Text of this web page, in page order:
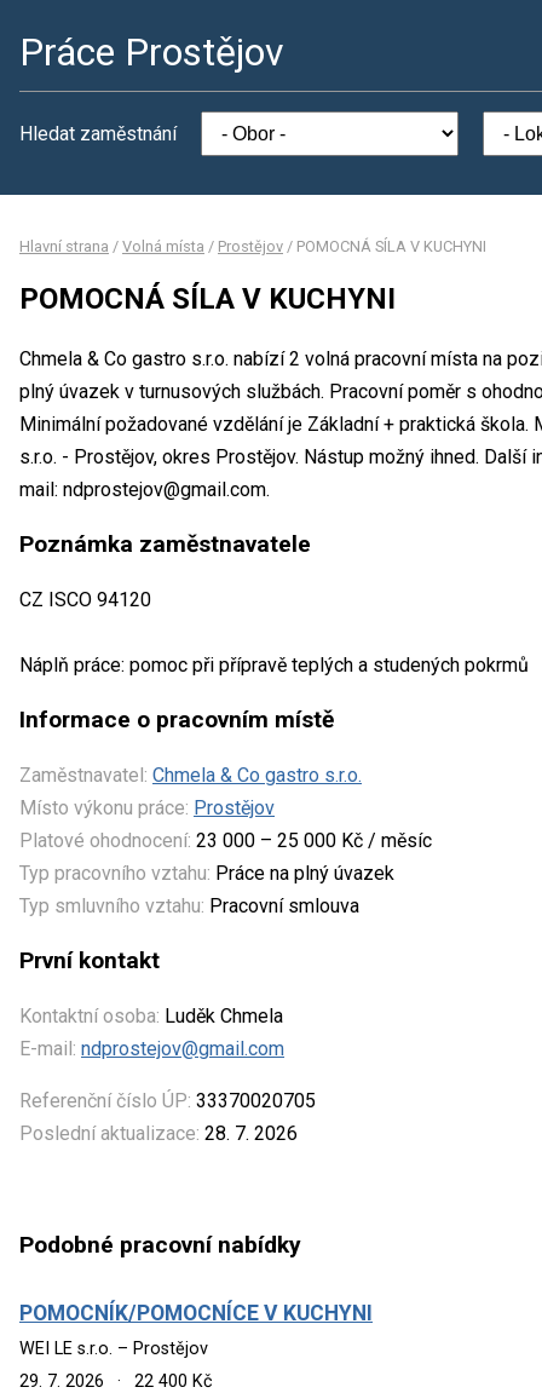
Práce Prostějov
Hledat zaměstnání
Hlavní strana / Volná místa / Prostějov / POMOCNÁ SÍLA V KUCHYNI
POMOCNÁ SÍLA V KUCHYNI
Chmela & Co gastro s.r.o. nabízí 2 volná pracovní místa na
plný úvazek v turnusových službách. Pracovní poměr s
Minimální požadované vzdělání je Základní + praktická
s.r.o. - Prostějov, okres Prostějov. Nástup možný ihned. Další
mail: ndprostejov@gmail.com.
Poznámka zaměstnavatele
CZ ISCO 94120
Náplň práce: pomoc při přípravě teplých a studených pokrmů
Informace o pracovním místě
Zaměstnavatel: Chmela & Co gastro s.r.o.
Místo výkonu práce: Prostějov
Platové ohodnocení: 23 000 – 25 000 Kč / měsíc
Typ pracovního vztahu: Práce na plný úvazek
Typ smluvního vztahu: Pracovní smlouva
První kontakt
Kontaktní osoba: Luděk Chmela
E-mail: ndprostejov@gmail.com
Referenční číslo ÚP: 33370020705
Poslední aktualizace: 28. 7. 2026
Podobné pracovní nabídky
POMOCNÍK/POMOCNÍCE V KUCHYNI
WEI LE s.r.o. – Prostějov
29. 7. 2026
· 22 400 Kč